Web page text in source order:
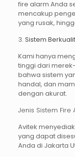
fire alarm Anda
mencakup
yang rusak,
3. Sistem
Kami hanya
tinggi dari
bahwa sistem
handal, dan
dengan akurat.
Jenis Sistem Fire
Avitek
yang dapat
Anda di Jakarta